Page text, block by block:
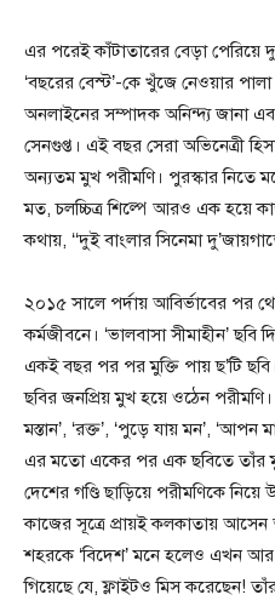
এর পরেই কাঁটাতারের বেড়া পেরিয়ে
‘বছরের বেস্ট’-কে খুঁজে নেওয়ার
অনলাইনের সম্পাদক অনিন্দ্য জানা
সেনগুপ্ত। এই বছর সেরা অভিনেত্রী
অন্যতম মুখ পরীমণি। পুরস্কার নিতে
মত, চলচ্চিত্র শিল্পে আরও এক হয়ে
কথায়, ‘‘দুই বাংলার সিনেমা
২০১৫ সালে পর্দায় আবির্ভাবের পর
কর্মজীবনে। ‘ভালবাসা সীমাহীন’
একই বছর পর পর মুক্তি পায় ছ’টি
ছবির জনপ্রিয় মুখ হয়ে ওঠেন
মস্তান’, ‘রক্ত’, ‘পুড়ে যায় মন’, ‘আপন
এর মতো একের পর এক ছবিতে তাঁর
দেশের গণ্ডি ছাড়িয়ে পরীমণিকে
কাজের সূত্রে প্রায়ই কলকাতায় আসেন
শহরকে ‘বিদেশ’ মনে হলেও এখন
গিয়েছে যে, ফ্লাইটও মিস করেছেন!